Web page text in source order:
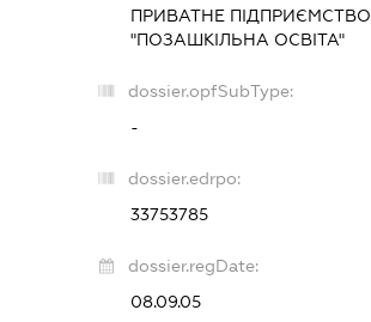
ПРИВАТНЕ ПІДПРИЄМСТВО
"ПОЗАШКІЛЬНА ОСВІТА"
dossier.opfSubType:
-
dossier.edrpo:
33753785
dossier.regDate:
08.09.05